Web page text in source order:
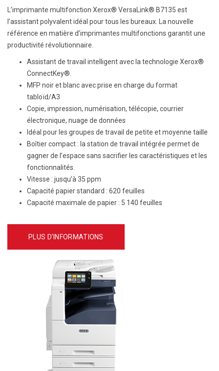
L’imprimante multifonction Xerox® VersaLink® B7135 est
l’assistant polyvalent idéal pour tous les bureaux. La nouvelle
référence en matière d’imprimantes multifonctions garantit une
productivité révolutionnaire.
Assistant de travail intelligent avec la technologie Xerox®
ConnectKey®.
MFP noir et blanc avec prise en charge du format
tabloïd/A3
Copie, impression, numérisation, télécopie, courrier
électronique, nuage de données
Idéal pour les groupes de travail de petite et moyenne taille
Boîtier compact : la station de travail intégrée permet de
gagner de l’espace sans sacrifier les caractéristiques et les
fonctionnalités.
Vitesse : jusqu’à 35 ppm
Capacité papier standard : 620 feuilles
Capacité maximale de papier : 5 140 feuilles
PLUS D'INFORMATIONS